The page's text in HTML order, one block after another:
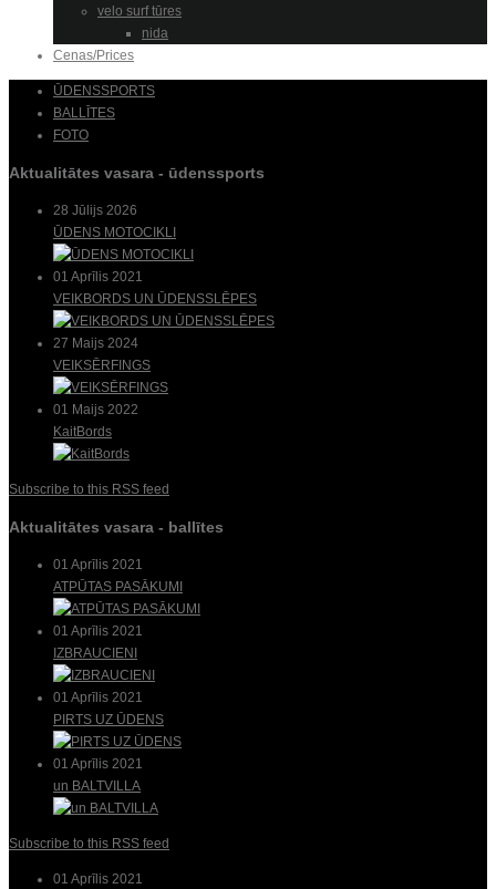
velo surf tūres
nida
Cenas/Prices
ŪDENSSPORTS
BALLĪTES
FOTO
Aktualitātes vasara - ūdenssports
28 Jūlijs 2026
ŪDENS MOTOCIKLI
01 Aprīlis 2021
VEIKBORDS UN ŪDENSSLĒPES
27 Maijs 2024
VEIKSĒRFINGS
01 Maijs 2022
KaitBords
Subscribe to this RSS feed
Aktualitātes vasara - ballītes
01 Aprīlis 2021
ATPŪTAS PASĀKUMI
01 Aprīlis 2021
IZBRAUCIENI
01 Aprīlis 2021
PIRTS UZ ŪDENS
01 Aprīlis 2021
un BALTVILLA
Subscribe to this RSS feed
01 Aprīlis 2021